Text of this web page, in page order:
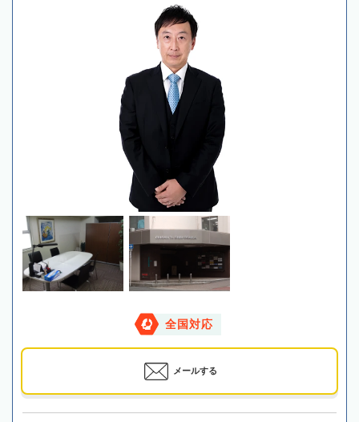
全国対応
メールする